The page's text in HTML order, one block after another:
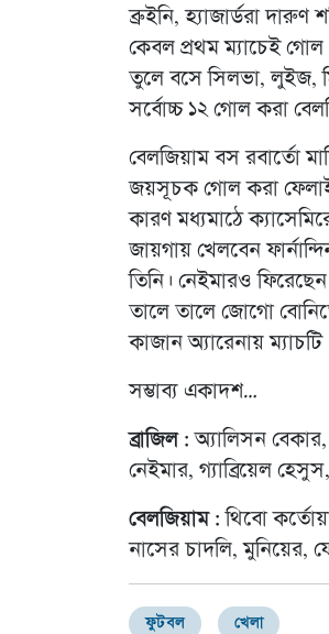
ব্রুইনি, হ্যাজার্ডরা দারুণ
কেবল প্রথম ম্যাচেই গোল
তুলে বসে সিলভা, লুইজ,
সর্বোচ্চ ১২ গোল করা
বেলজিয়াম বস রবার্তো
জয়সূচক গোল করা
কারণ মধ্যমাঠে
জায়গায় খেলবেন
তিনি। নেইমারও
তালে তালে জোগো
কাজান অ্যারেনায়
সম্ভাব্য একাদশ…
ব্রাজিল : অ্যালিসন বেকার,
নেইমার, গ্যাব্রিয়েল
বেলজিয়াম : থিবো
নাসের চাদলি, মুনিয়ের,
ফুটবল খেলা